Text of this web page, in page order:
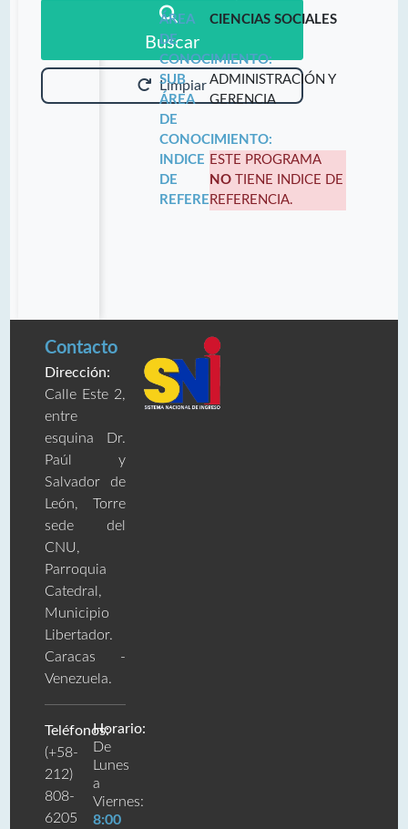
Buscar
Limpiar
ÁREA
DE
CONOCIMIENTO:
CIENCIAS SOCIALES
SUB
ÁREA
DE
CONOCIMIENTO:
ADMINISTRACIÓN Y
GERENCIA
INDICE
DE
REFERENCIA:
ESTE PROGRAMA
NO TIENE INDICE DE
REFERENCIA.
Contacto
Dirección:
Calle Este 2,
entre
esquina Dr.
Paúl y
Salvador de
León, Torre
sede del
CNU,
Parroquia
Catedral,
Municipio
Libertador.
Caracas -
Venezuela.
Teléfonos:
(+58-
212)
808-
6205
Horario:
De
Lunes
a
Viernes:
8:00